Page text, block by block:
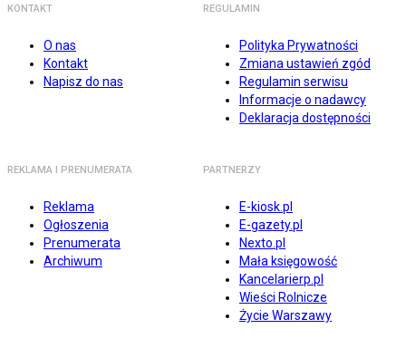
KONTAKT
O nas
Kontakt
Napisz do nas
REGULAMIN
Polityka Prywatności
Zmiana ustawień zgód
Regulamin serwisu
Informacje o nadawcy
Deklaracja dostępności
REKLAMA I PRENUMERATA
Reklama
Ogłoszenia
Prenumerata
Archiwum
PARTNERZY
E-kiosk.pl
E-gazety.pl
Nexto.pl
Mała księgowość
Kancelarierp.pl
Wieści Rolnicze
Życie Warszawy